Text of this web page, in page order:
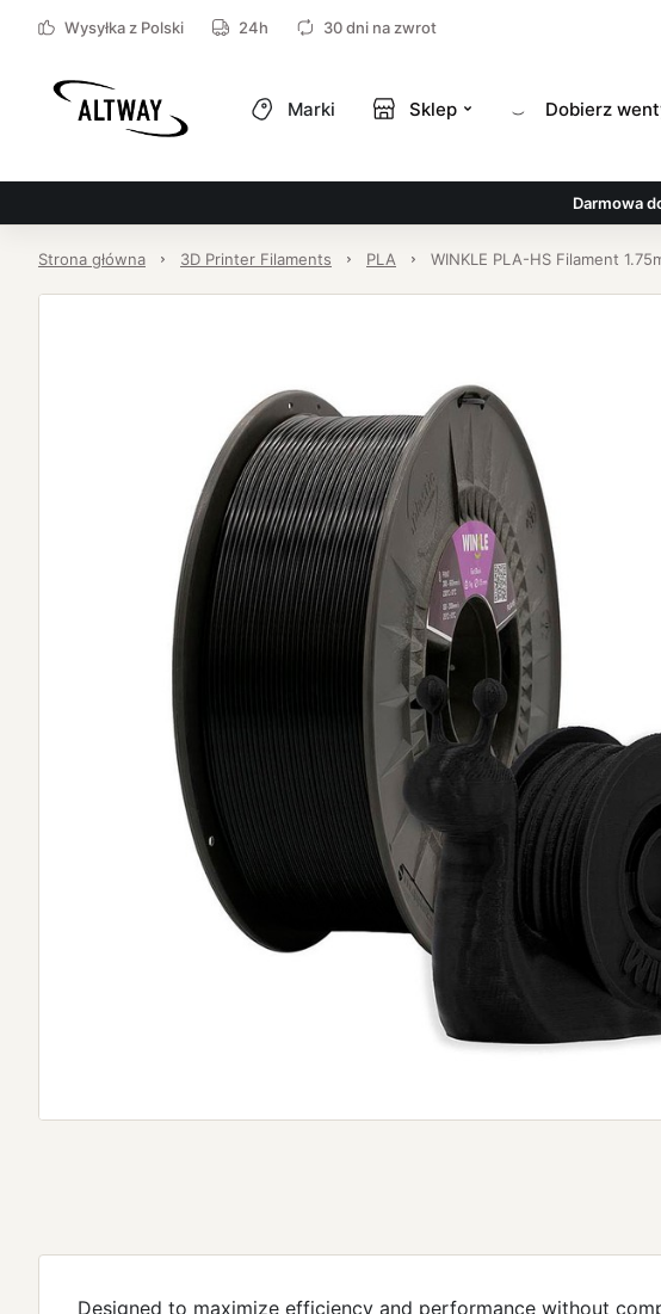
Wysyłka z Polski 24h 30 dni na zwrot
Marki Sklep Dobierz
Darmowa
Strona główna 3D Printer Filaments PLA WINKLE PLA-HS Filament
Designed to maximize efficiency and performance without